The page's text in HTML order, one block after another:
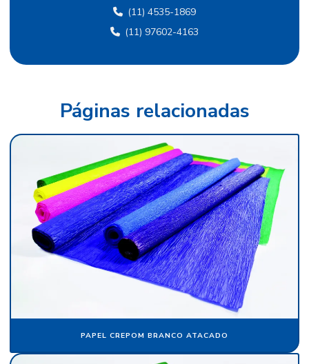
Fábrica de papel de seda sp
Fábrica de veludo
Fábrica de veludo sintético
Fábrica de veludo em sp
Fabricante de papel camurça
Fabricante de papel crepom
Fabricante papel de seda
Flocos de nylon
(11) 4535-1869
(11) 97602-4163
Páginas relacionadas
PAPEL CREPOM BRANCO ATACADO